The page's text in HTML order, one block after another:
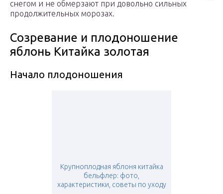
снегом и не обмерзают при довольно сильных
продолжительных морозах.
Созревание и плодоношение
яблонь Китайка золотая
Начало плодоношения
Крупноплодная яблоня китайка
бельфлер: фото,
характеристики, советы по уходу